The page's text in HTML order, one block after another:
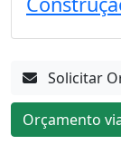
Solicitar
Orçamento